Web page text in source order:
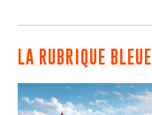
LA RUBRIQUE BLEUE